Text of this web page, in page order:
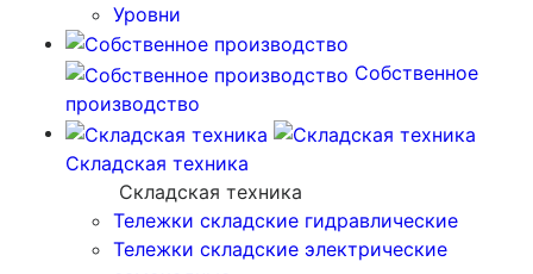
Уровни
Собственное
производство
Складская техника
Складская техника
Тележки складские гидравлические
Тележки складские электрические